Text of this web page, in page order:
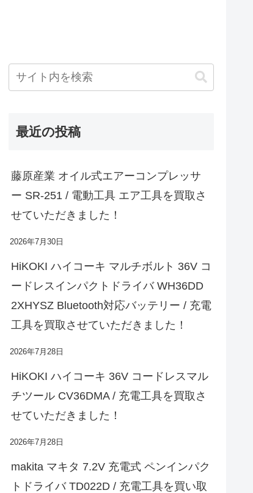
最近の投稿
藤原産業 オイル式エアーコンプレッサ
ー SR-251 / 電動工具 エア工具を買取さ
せていただきました！
2026年7月30日
HiKOKI ハイコーキ マルチボルト 36V コ
ードレスインパクトドライバ WH36DD
2XHYSZ Bluetooth対応バッテリー / 充電
工具を買取させていただきました！
2026年7月28日
HiKOKI ハイコーキ 36V コードレスマル
チツール CV36DMA / 充電工具を買取さ
せていただきました！
2026年7月28日
makita マキタ 7.2V 充電式 ペンインパク
トドライバ TD022D / 充電工具を買い取